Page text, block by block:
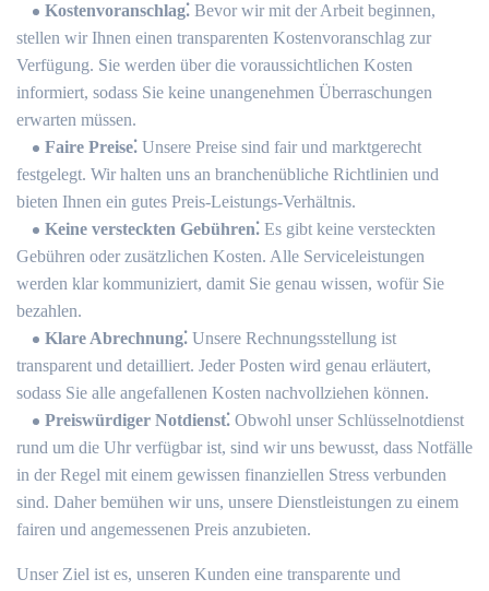
Kostenvoranschlag⁚ Bevor wir mit der Arbeit beginnen,
stellen wir Ihnen einen transparenten Kostenvoranschlag zur
Verfügung.​ Sie werden über die voraussichtlichen Kosten
informiert, sodass Sie keine unangenehmen Überraschungen
erwarten müssen.​
Faire Preise⁚ Unsere Preise sind fair und marktgerecht
festgelegt. Wir halten uns an branchenübliche Richtlinien und
bieten Ihnen ein gutes Preis-Leistungs-Verhältnis.​
Keine versteckten Gebühren⁚ Es gibt keine versteckten
Gebühren oder zusätzlichen Kosten.​ Alle Serviceleistungen
werden klar kommuniziert, damit Sie genau wissen, wofür Sie
bezahlen.​
Klare Abrechnung⁚ Unsere Rechnungsstellung ist
transparent und detailliert.​ Jeder Posten wird genau erläutert,
sodass Sie alle angefallenen Kosten nachvollziehen können.​
Preiswürdiger Notdienst⁚ Obwohl unser Schlüsselnotdienst
rund um die Uhr verfügbar ist, sind wir uns bewusst, dass Notfälle
in der Regel mit einem gewissen finanziellen Stress verbunden
sind.​ Daher bemühen wir uns, unsere Dienstleistungen zu einem
fairen und angemessenen Preis anzubieten.​
Unser Ziel ist es, unseren Kunden eine transparente und